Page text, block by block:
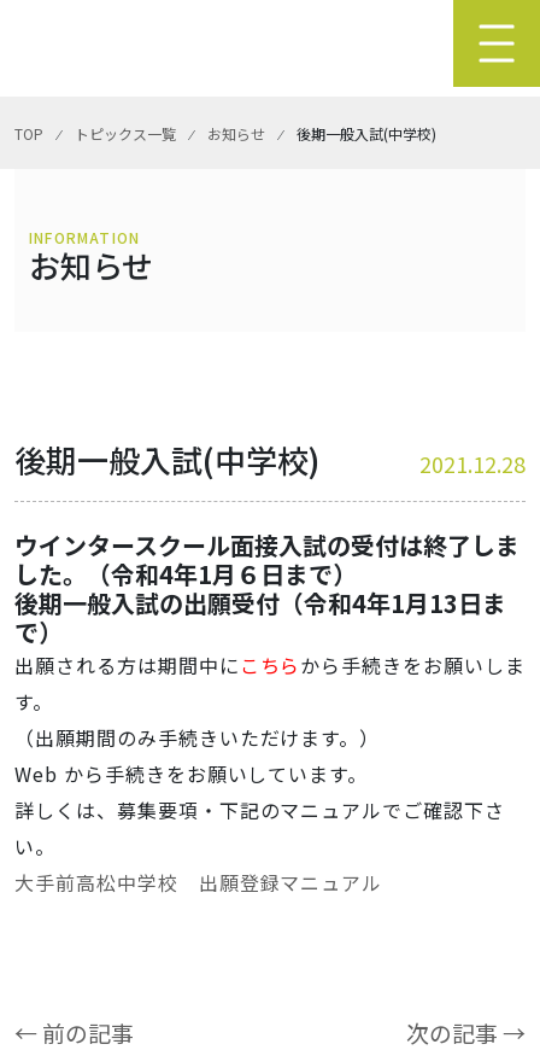
TOP ⁄ トピックス一覧 ⁄ お知らせ ⁄ 後期一般入試(中学校)
INFORMATION
お知らせ
後期一般入試(中学校) 2021.12.28
ウインタースクール面接入試の受付は終了しま
した。（令和4年1月６日まで）
後期一般入試の出願受付（令和4年1月13日ま
で）
出願される方は期間中にこちらから手続きをお願いしま
す。
（出願期間のみ手続きいただけます。）
Web から手続きをお願いしています。
詳しくは、募集要項・下記のマニュアルでご確認下さ
い。
大手前高松中学校 出願登録マニュアル
← 前の記事 次の記事 →